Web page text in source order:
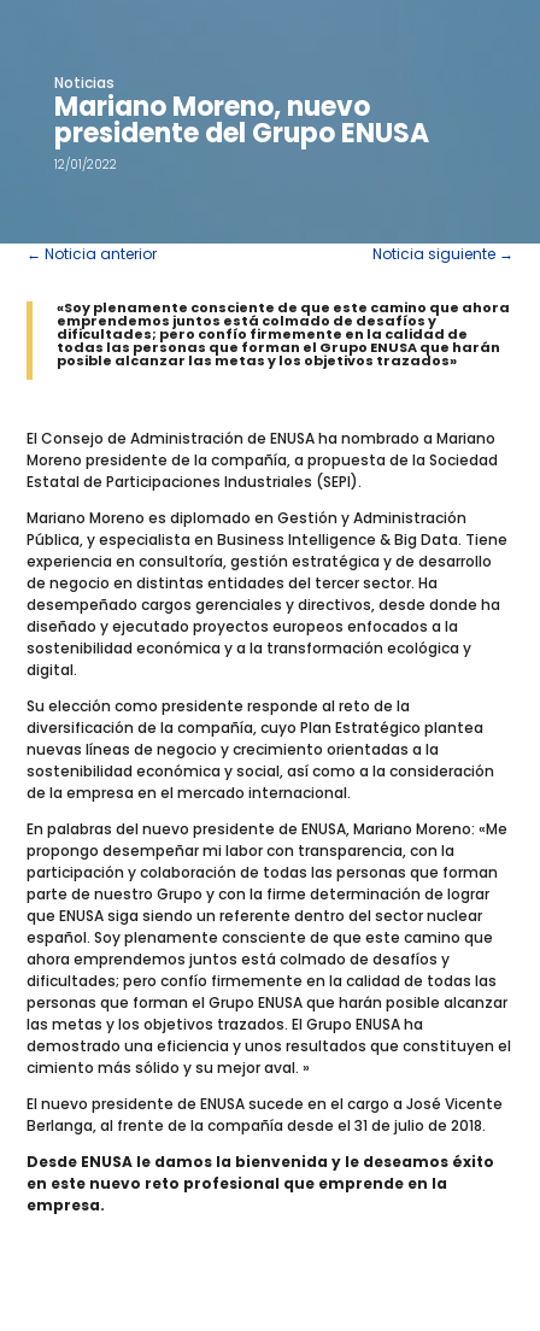
Noticias
Mariano Moreno, nuevo
presidente del Grupo ENUSA
12/01/2022
←Noticia anterior Noticia siguiente→
«Soy plenamente consciente de que este camino que ahora
emprendemos juntos está colmado de desafíos y
dificultades; pero confío firmemente en la calidad de
todas las personas que forman el Grupo ENUSA que harán
posible alcanzar las metas y los objetivos trazados»
El Consejo de Administración de ENUSA ha nombrado a Mariano
Moreno presidente de la compañía, a propuesta de la Sociedad
Estatal de Participaciones Industriales (SEPI).
Mariano Moreno es diplomado en Gestión y Administración
Pública, y especialista en Business Intelligence & Big Data. Tiene
experiencia en consultoría, gestión estratégica y de desarrollo
de negocio en distintas entidades del tercer sector. Ha
desempeñado cargos gerenciales y directivos, desde donde ha
diseñado y ejecutado proyectos europeos enfocados a la
sostenibilidad económica y a la transformación ecológica y
digital.
Su elección como presidente responde al reto de la
diversificación de la compañía, cuyo Plan Estratégico plantea
nuevas líneas de negocio y crecimiento orientadas a la
sostenibilidad económica y social, así como a la consideración
de la empresa en el mercado internacional.
En palabras del nuevo presidente de ENUSA, Mariano Moreno: «Me
propongo desempeñar mi labor con transparencia, con la
participación y colaboración de todas las personas que forman
parte de nuestro Grupo y con la firme determinación de lograr
que ENUSA siga siendo un referente dentro del sector nuclear
español. Soy plenamente consciente de que este camino que
ahora emprendemos juntos está colmado de desafíos y
dificultades; pero confío firmemente en la calidad de todas las
personas que forman el Grupo ENUSA que harán posible alcanzar
las metas y los objetivos trazados. El Grupo ENUSA ha
demostrado una eficiencia y unos resultados que constituyen el
cimiento más sólido y su mejor aval. »
El nuevo presidente de ENUSA sucede en el cargo a José Vicente
Berlanga, al frente de la compañía desde el 31 de julio de 2018.
Desde ENUSA le damos la bienvenida y le deseamos éxito
en este nuevo reto profesional que emprende en la
empresa.